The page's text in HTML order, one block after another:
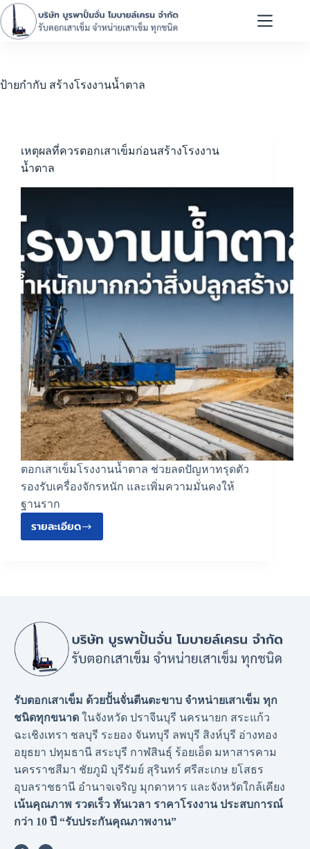
ป้ายกำกับ สร้างโรงงานน้ำตาล
เหตุผลที่ควรตอกเสาเข็มก่อนสร้างโรงงาน
น้ำตาล
ตอกเสาเข็มโรงงานน้ำตาล ช่วยลดปัญหาทรุดตัว
รองรับเครื่องจักรหนัก และเพิ่มความมั่นคงให้
ฐานราก
รายละเอียด
รับตอกเสาเข็ม ด้วยปั้นจั่นตีนตะขาบ จำหน่ายเสาเข็ม ทุก
ชนิดทุกขนาด ในจังหวัด ปราจีนบุรี นครนายก สระแก้ว
ฉะเชิงเทรา ชลบุรี ระยอง จันทบุรี ลพบุรี สิงห์บุรี อ่างทอง
อยุธยา ปทุมธานี สระบุรี กาฬสินธุ์ ร้อยเอ็ด มหาสารคาม
นครราชสีมา ชัยภูมิ บุรีรัมย์ สุรินทร์ ศรีสะเกษ ยโสธร
อุบลราชธานี อำนาจเจริญ มุกดาหาร และจังหวัดใกล้เคียง
เน้นคุณภาพ รวดเร็ว ทันเวลา ราคาโรงงาน ประสบการณ์
กว่า 10 ปี “รับประกันคุณภาพงาน”